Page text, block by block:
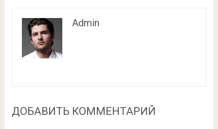
Admin
ДОБАВИТЬ КОММЕНТАРИЙ